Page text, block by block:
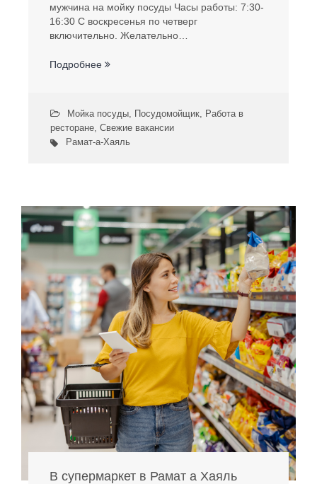
мужчина на мойку посуды Часы работы: 7:30-
16:30 С воскресенья по четверг
включительно. Желательно…
Подробнее
Мойка посуды, Посудомойщик, Работа в
ресторане, Свежие вакансии
Рамат-а-Хаяль
В супермаркет в Рамат а Хаяль